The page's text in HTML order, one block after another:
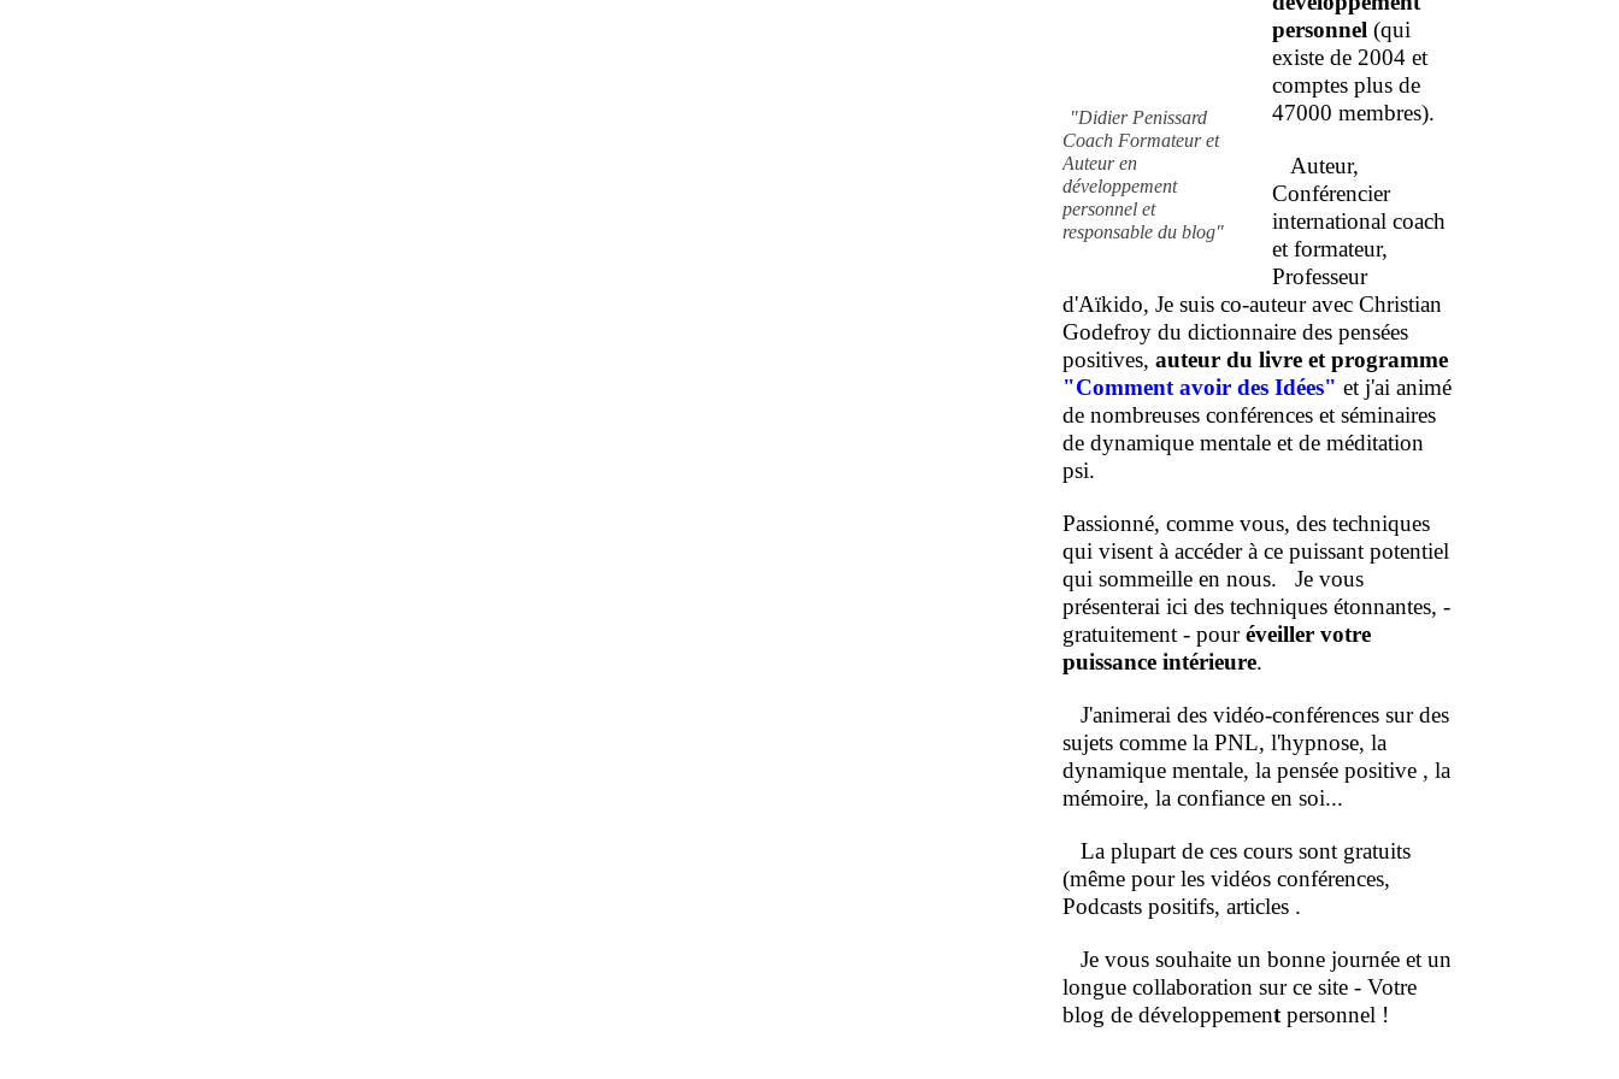
"Didier Penissard
Coach Formateur et
Auteur en
développement
personnel et
responsable du blog"
personnel (qui
existe de 2004 et
comptes plus de
47000 membres).
Auteur,
Conférencier
international coach
et formateur,
Professeur
d'Aïkido, Je suis co-auteur avec Christian
Godefroy du dictionnaire des pensées
positives, auteur du livre et programme
"Comment avoir des Idées" et j'ai animé
de nombreuses conférences et séminaires
de dynamique mentale et de méditation
psi.
Passionné, comme vous, des techniques
qui visent à accéder à ce puissant potentiel
qui sommeille en nous. Je vous
présenterai ici des techniques étonnantes, -
gratuitement - pouréveiller votre
puissance intérieure.
J'animerai des vidéo-conférences sur des
sujets comme la PNL, l'hypnose, la
dynamique mentale, la pensée positive , la
mémoire, la confiance en soi...
La plupart de ces cours sont gratuits
(même pour les vidéos conférences,
Podcasts positifs, articles .
Je vous souhaite un bonne journée et un
longue collaboration sur ce site - Votre
blog de développement personnel !